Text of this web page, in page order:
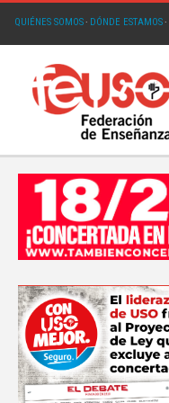
QUIÉNES SOMOS· DÓNDE ESTAMOS·